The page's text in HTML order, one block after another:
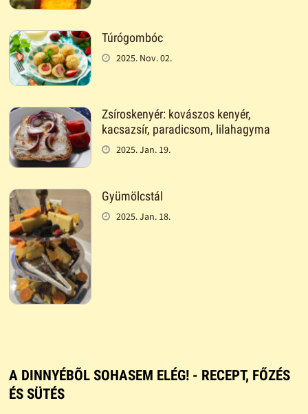
Túrógombóc
2025. Nov. 02.
Zsíroskenyér: kovászos kenyér,
kacsazsír, paradicsom, lilahagyma
2025. Jan. 19.
Gyümölcstál
2025. Jan. 18.
A DINNYÉBÕL SOHASEM ELÉG! - RECEPT, FŐZÉS
ÉS SÜTÉS